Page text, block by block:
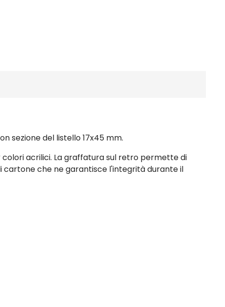
sezione del listello 17x45 mm.
acrilici. La graffatura sul retro permette di
cartone che ne garantisce l'integrità durante il